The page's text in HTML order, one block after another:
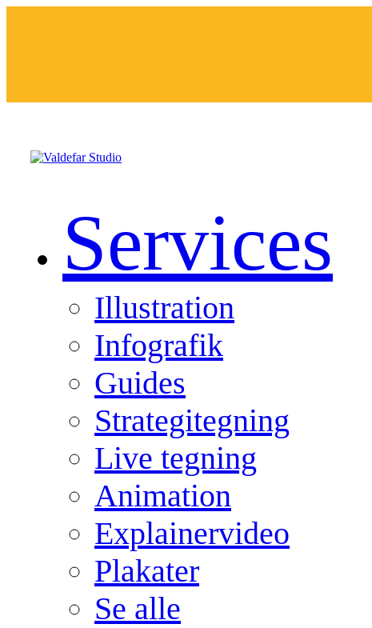
Services
Illustration
Infografik
Guides
Strategitegning
Live tegning
Animation
Explainervideo
Plakater
Se alle